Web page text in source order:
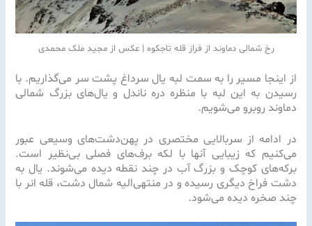
رخ شمالی دماوند از فراز قله تاجکوه | عکس از مجید ملک محمدی
از اینجا مسیر را به سمت لبه یال سرداغ پشت سر می‌گذاریم. با
رسیدن به این لبه با منظره دره ناندل و یال‌های بزرگ شمالی
دماوند روبرو می‌شویم.
در ادامه از سربالایی مختصری در پهن‌دشت‌های وسیعی عبور
می‌کنیم که زیبایی آنها با لکه برف‌های فصلی بی‌نظیر است.
برکه‌های کوچک و بزرگ آب در چند نقطه دیده می‌شوند. یال به
دشت فراخ دیگری رسیده و در منتهی‌الیه شمال دشت، قله انر با
چند صخره دیده می‌شود.